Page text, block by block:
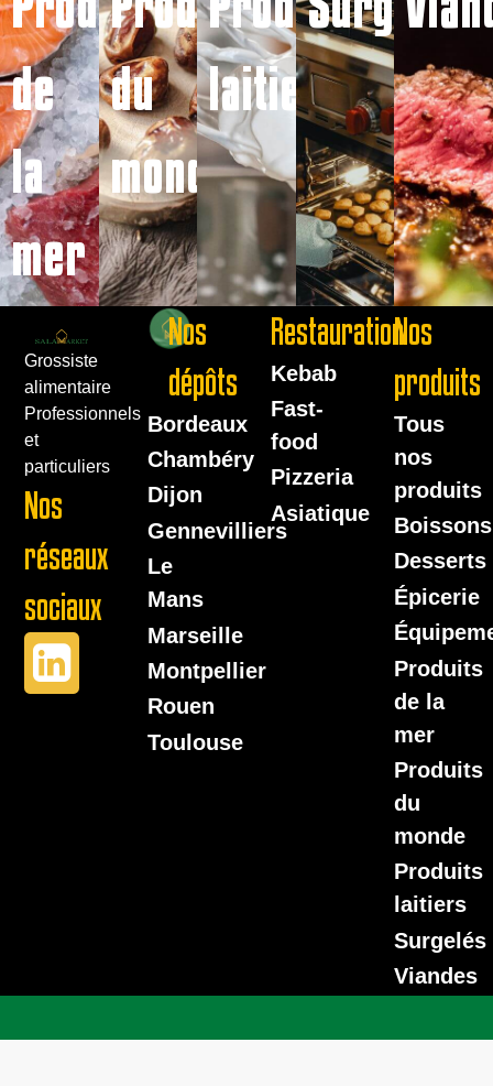
de
la
mer
du
monde
laitiers
Grossiste
alimentaire
Professionnels
et
particuliers
Nos
réseaux
sociaux
Nos
dépôts
Bordeaux
Chambéry
Dijon
Gennevilliers
Le
Mans
Marseille
Montpellier
Rouen
Toulouse
Restauration
Kebab
Fast-
food
Pizzeria
Asiatique
Nos
produits
Tous
nos
produits
Boissons
Desserts
Épicerie
Produits
de la
mer
Produits
du
monde
Produits
laitiers
Surgelés
Viandes